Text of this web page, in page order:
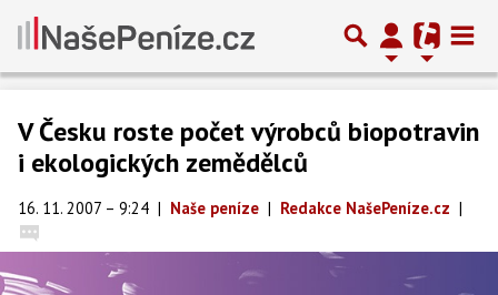
V Česku roste počet výrobců biopotravin
i ekologických zemědělců
16. 11. 2007 – 9:24 | Naše peníze | Redakce NašePeníze.cz |